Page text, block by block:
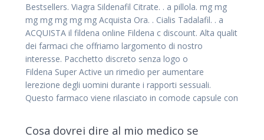
Bestsellers. Viagra Sildenafil Citrate. . a pillola. mg mg
mg mg mg mg mg Acquista Ora. . Cialis Tadalafil. . a
ACQUISTA il fildena online Fildena c discount. Alta qualit
dei farmaci che offriamo largomento di nostro
interesse. Pacchetto discreto senza logo o
Fildena Super Active un rimedio per aumentare
lerezione degli uomini durante i rapporti sessuali.
Questo farmaco viene rilasciato in comode capsule con
Cosa dovrei dire al mio medico se